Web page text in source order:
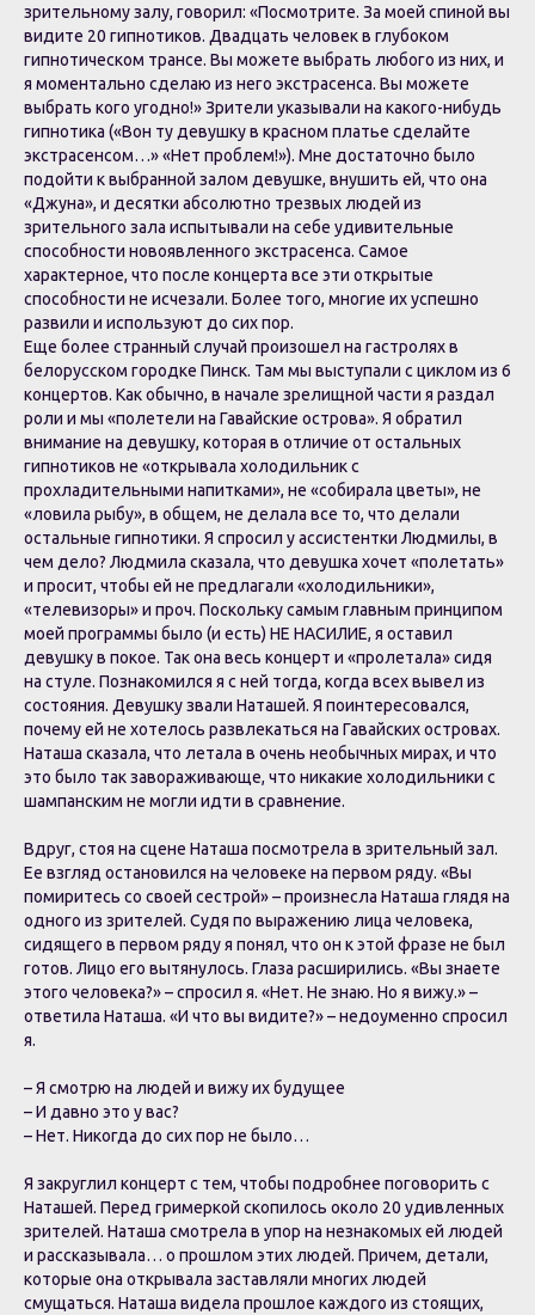
зрительному залу, говорил: «Посмотрите. За моей спиной вы
видите 20 гипнотиков. Двадцать человек в глубоком
гипнотическом трансе. Вы можете выбрать любого из них, и
я моментально сделаю из него экстрасенса. Вы можете
выбрать кого угодно!» Зрители указывали на какого-нибудь
гипнотика («Вон ту девушку в красном платье сделайте
экстрасенсом…» «Нет проблем!»). Мне достаточно было
подойти к выбранной залом девушке, внушить ей, что она
«Джуна», и десятки абсолютно трезвых людей из
зрительного зала испытывали на себе удивительные
способности новоявленного экстрасенса. Самое
характерное, что после концерта все эти открытые
способности не исчезали. Более того, многие их успешно
развили и используют до сих пор.
Еще более странный случай произошел на гастролях в
белорусском городке Пинск. Там мы выступали с циклом из 6
концертов. Как обычно, в начале зрелищной части я раздал
роли и мы «полетели на Гавайские острова». Я обратил
внимание на девушку, которая в отличие от остальных
гипнотиков не «открывала холодильник с
прохладительными напитками», не «собирала цветы», не
«ловила рыбу», в общем, не делала все то, что делали
остальные гипнотики. Я спросил у ассистентки Людмилы, в
чем дело? Людмила сказала, что девушка хочет «полетать»
и просит, чтобы ей не предлагали «холодильники»,
«телевизоры» и проч. Поскольку самым главным принципом
моей программы было (и есть) НЕ НАСИЛИЕ, я оставил
девушку в покое. Так она весь концерт и «пролетала» сидя
на стуле. Познакомился я с ней тогда, когда всех вывел из
состояния. Девушку звали Наташей. Я поинтересовался,
почему ей не хотелось развлекаться на Гавайских островах.
Наташа сказала, что летала в очень необычных мирах, и что
это было так завораживающе, что никакие холодильники с
шампанским не могли идти в сравнение.
Вдруг, стоя на сцене Наташа посмотрела в зрительный зал.
Ее взгляд остановился на человеке на первом ряду. «Вы
помиритесь со своей сестрой» – произнесла Наташа глядя на
одного из зрителей. Судя по выражению лица человека,
сидящего в первом ряду я понял, что он к этой фразе не был
готов. Лицо его вытянулось. Глаза расширились. «Вы знаете
этого человека?» – спросил я. «Нет. Не знаю. Но я вижу.» –
ответила Наташа. «И что вы видите?» – недоуменно спросил
я.
– Я смотрю на людей и вижу их будущее
– И давно это у вас?
– Нет. Никогда до сих пор не было…
Я закруглил концерт с тем, чтобы подробнее поговорить с
Наташей. Перед гримеркой скопилось около 20 удивленных
зрителей. Наташа смотрела в упор на незнакомых ей людей
и рассказывала… о прошлом этих людей. Причем, детали,
которые она открывала заставляли многих людей
смущаться. Наташа видела прошлое каждого из стоящих,